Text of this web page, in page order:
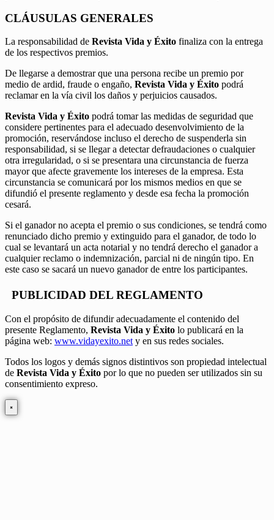
CLÁUSULAS GENERALES
La responsabilidad de Revista Vida y Éxito finaliza con la entrega
de los respectivos premios.
De llegarse a demostrar que una persona recibe un premio por
medio de ardid, fraude o engaño, Revista Vida y Éxito podrá
reclamar en la vía civil los daños y perjuicios causados.
Revista Vida y Éxito podrá tomar las medidas de seguridad que
considere pertinentes para el adecuado desenvolvimiento de la
promoción, reservándose incluso el derecho de suspenderla sin
responsabilidad, si se llegar a detectar defraudaciones o cualquier
otra irregularidad, o si se presentara una circunstancia de fuerza
mayor que afecte gravemente los intereses de la empresa. Esta
circunstancia se comunicará por los mismos medios en que se
difundió el presente reglamento y desde esa fecha la promoción
cesará.
Si el ganador no acepta el premio o sus condiciones, se tendrá como
renunciado dicho premio y extinguido para el ganador, de todo lo
cual se levantará un acta notarial y no tendrá derecho el ganador a
cualquier reclamo o indemnización, parcial ni de ningún tipo. En
este caso se sacará un nuevo ganador de entre los participantes.
PUBLICIDAD DEL REGLAMENTO
Con el propósito de difundir adecuadamente el contenido del
presente Reglamento, Revista Vida y Éxito lo publicará en la
página web: www.vidayexito.net y en sus redes sociales.
Todos los logos y demás signos distintivos son propiedad intelectual
de Revista Vida y Éxito por lo que no pueden ser utilizados sin su
consentimiento expreso.
×